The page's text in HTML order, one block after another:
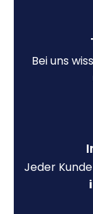
Bei uns
Jeder